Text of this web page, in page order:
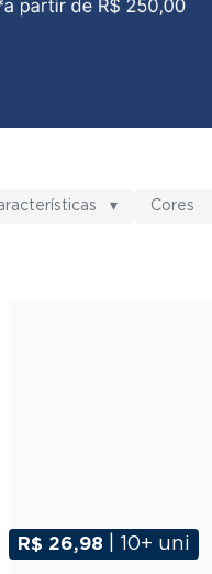
▾ Cores
R$ 26,98 | 10+ uni